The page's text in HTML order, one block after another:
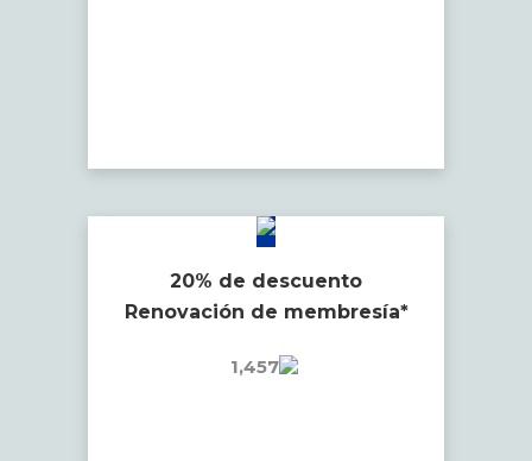
20% de descuento
Renovación de membresía*
1,457